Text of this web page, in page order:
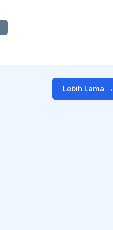
Lebih Lama →